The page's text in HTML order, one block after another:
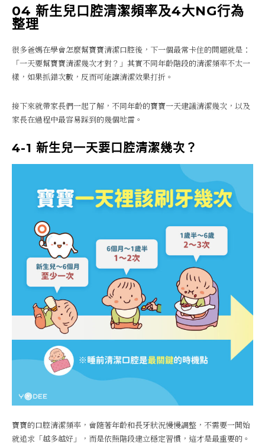
04 新生兒口腔清潔頻率及4大NG行為
整理
很多爸媽在學會怎麼幫寶寶清潔口腔後，下一個最常卡住的問題就是：
「一天要幫寶寶清潔幾次才對？」其實不同年齡階段的清潔頻率不太一
樣，如果抓錯次數，反而可能讓清潔效果打折。
接下來就帶家長們一起了解，不同年齡的寶寶一天建議清潔幾次，以及
家長在過程中最容易踩到的幾個地雷。
4-1 新生兒一天要口腔清潔幾次？
寶寶的口腔清潔頻率，會隨著年齡和長牙狀況慢慢調整，不需要一開始
就追求「越多越好」，而是依照階段建立穩定習慣，這才是最重要的。